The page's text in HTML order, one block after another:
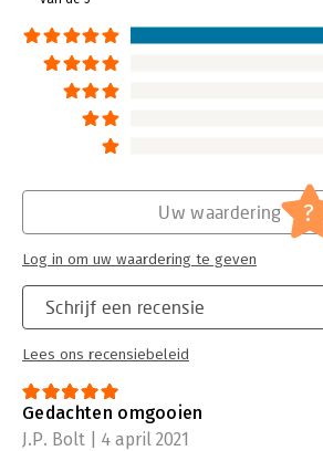
Schrijf een recensie
Lees ons recensiebeleid
Uw waardering ?
Log in om uw waardering te geven
Gedachten omgooien
J.P. Bolt | 4 april 2021